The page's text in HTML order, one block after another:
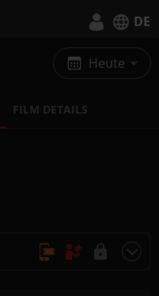
DE
Heute
FILM DETAILS